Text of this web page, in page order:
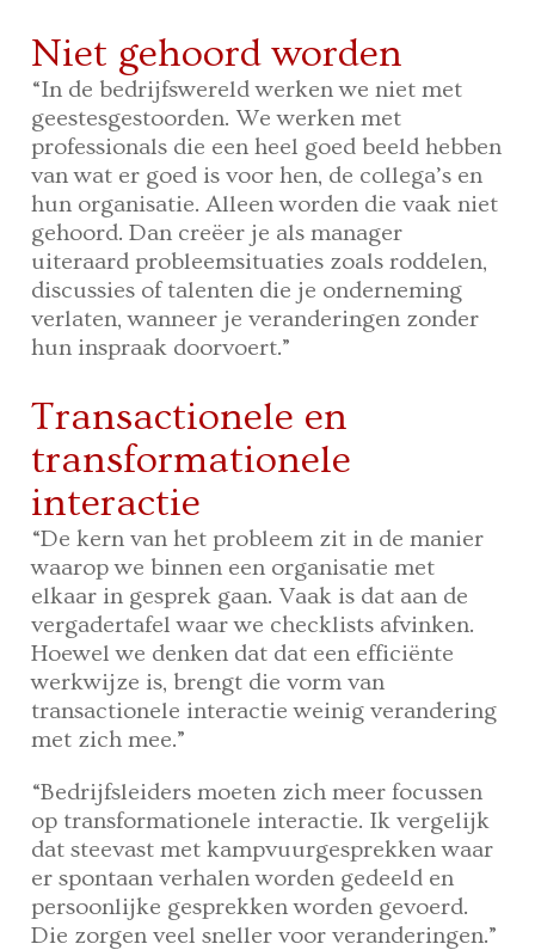
Niet gehoord worden
“In de bedrijfswereld werken we niet met
geestesgestoorden. We werken met
professionals die een heel goed beeld hebben
van wat er goed is voor hen, de collega’s en
hun organisatie. Alleen worden die vaak niet
gehoord. Dan creëer je als manager
uiteraard probleemsituaties zoals roddelen,
discussies of talenten die je onderneming
verlaten, wanneer je veranderingen zonder
hun inspraak doorvoert.”
Transactionele en
transformationele
interactie
“De kern van het probleem zit in de manier
waarop we binnen een organisatie met
elkaar in gesprek gaan. Vaak is dat aan de
vergadertafel waar we checklists afvinken.
Hoewel we denken dat dat een efficiënte
werkwijze is, brengt die vorm van
transactionele interactie weinig verandering
met zich mee.”
“Bedrijfsleiders moeten zich meer focussen
op transformationele interactie. Ik vergelijk
dat steevast met kampvuurgesprekken waar
er spontaan verhalen worden gedeeld en
persoonlijke gesprekken worden gevoerd.
Die zorgen veel sneller voor veranderingen.”